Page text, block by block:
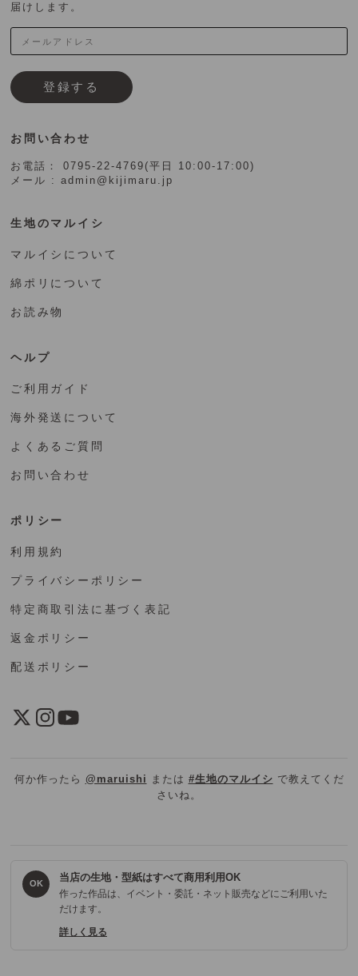
届けします。
登録する
お問い合わせ
お電話： 0795-22-4769(平日 10:00-17:00)
メール : admin@kijimaru.jp
生地のマルイシ
マルイシについて
綿ポリについて
お読み物
ヘルプ
ご利用ガイド
海外発送について
よくあるご質問
お問い合わせ
ポリシー
利用規約
プライバシーポリシー
特定商取引法に基づく表記
返金ポリシー
配送ポリシー
何か作ったら @maruishi または #生地のマルイシ で教えてくだ
さいね。
OK
当店の生地・型紙はすべて商用利用OK
作った作品は、イベント・委託・ネット販売などにご利用いた
だけます。
詳しく見る